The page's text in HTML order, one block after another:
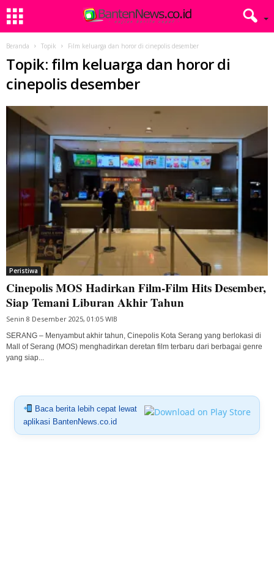
Beranda Topik Film keluarga dan horor di cinepolis desember
Topik: film keluarga dan horor di
cinepolis desember
Peristiwa
Cinepolis MOS Hadirkan Film-Film Hits Desember,
Siap Temani Liburan Akhir Tahun
Senin 8 Desember 2025, 01:05 WIB
SERANG – Menyambut akhir tahun, Cinepolis Kota Serang yang berlokasi di
Mall of Serang (MOS) menghadirkan deretan film terbaru dari berbagai genre
yang siap...
Baca berita lebih cepat lewat
aplikasi BantenNews.co.id